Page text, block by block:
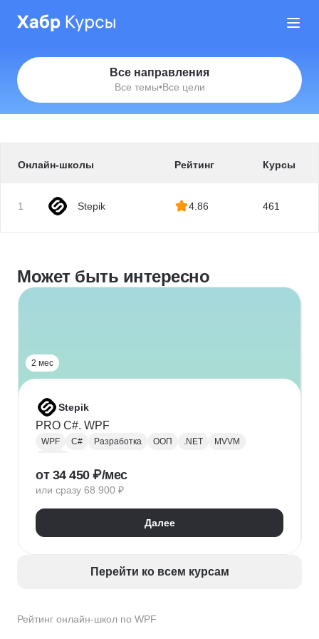
Все направления
Все темы•Все цели
Рейтинг онлайн-школ по WPF
Онлайн-школы Рейтинг Курсы
1 Stepik 4.86 461
Может быть интересно
2 мес
Stepik
PRO C#. WPF
WPF C# Разработка ООП .NET
MVVM
от 34 450 ₽/мес
или сразу 68 900 ₽
Далее
Перейти ко всем курсам